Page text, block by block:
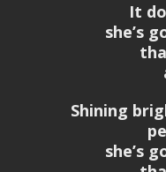
It
she’s
Shining
she’s